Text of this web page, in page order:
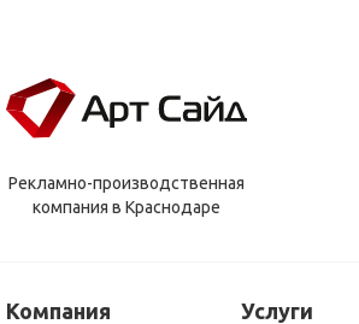
Рекламно-производственная
компания в Краснодаре
Компания Услуги